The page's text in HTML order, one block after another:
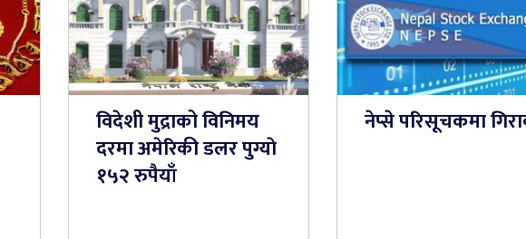
विदेशी मुद्राको विनिमय
दरमा अमेरिकी डलर पुग्याे
१५२ रुपैयाँ
नेप्से परिसूचकमा